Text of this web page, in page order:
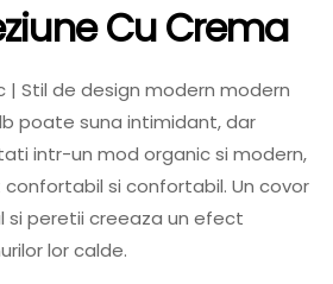
Cu Crema
poate suna intimidant, dar
intr-un mod organic si modern,
si confortabil. Un covor
si peretii creeaza un efect
lor calde.